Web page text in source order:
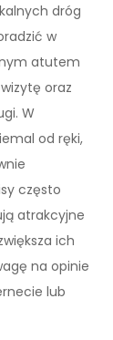
dróg
w
atutem
oraz
W
od ręki,
często
atrakcyjne
ich
na opinie
lub